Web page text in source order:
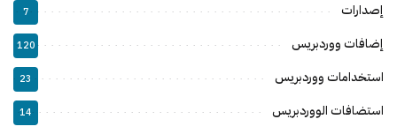
إصدارات 7
إضافات ووردبريس 120
استخدامات ووردبريس 23
استضافات الووردبريس 14